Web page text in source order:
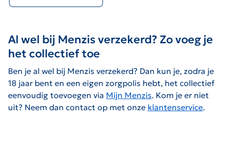
Al wel bij Menzis verzekerd? Zo voeg je
het collectief toe
Ben je al wel bij Menzis verzekerd? Dan kun je, zodra je
18 jaar bent en een eigen zorgpolis hebt, het collectief
eenvoudig toevoegen via Mijn Menzis. Kom je er niet
uit? Neem dan contact op met onze klantenservice.